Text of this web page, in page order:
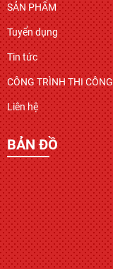
SẢN PHẨM
Tuyển dụng
Tin tức
CÔNG TRÌNH THI CÔNG
Liên hệ
BẢN ĐỒ